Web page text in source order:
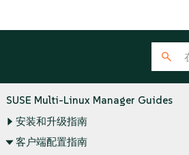
SUSE Multi-Linux Manager Guides
安装和升级指南
客户端配置指南